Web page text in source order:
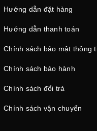
Hướng dẫn đặt hàng
Hướng dẫn thanh toán
Chính sách bảo mật thông
Chính sách bảo hành
Chính sách đổi trả
Chính sách vận chuyển